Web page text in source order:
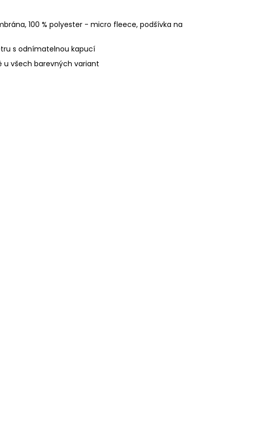
100 % polyester - micro fleece, podšívka na
s odnímatelnou kapucí
u všech barevných variant